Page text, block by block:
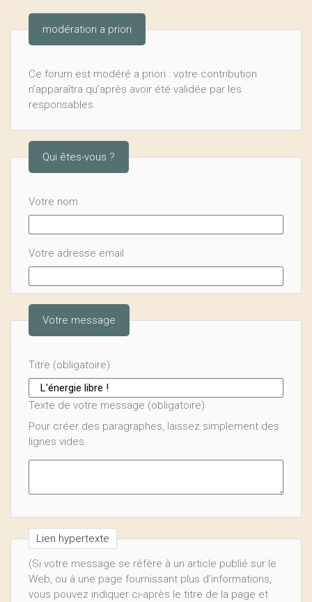
modération a priori
Ce forum est modéré a priori : votre contribution
n’apparaîtra qu’après avoir été validée par les
responsables.
Qui êtes-vous ?
Votre nom
Votre adresse email
Votre message
Titre (obligatoire)
Texte de votre message (obligatoire)
Pour créer des paragraphes, laissez simplement des
lignes vides.
Lien hypertexte
(Si votre message se réfère à un article publié sur le
Web, ou à une page fournissant plus d’informations,
vous pouvez indiquer ci-après le titre de la page et